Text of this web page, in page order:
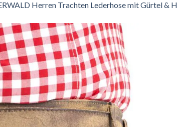
Herren Trachten Lederhose mit Gürtel &